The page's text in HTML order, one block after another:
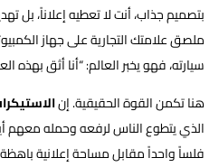
بتصميم جذاب، أنت لا تعطيه إعلاناً، بل
ملصق علامتك التجارية على جهاز
سيارته، فهو يخبر العالم: “أنا أثق بهذه
هنا تكمن القوة الحقيقية. إن
الذي يتطوع الناس لرفعه وحمله معهم
فلساً واحداً مقابل مساحة إعلانية